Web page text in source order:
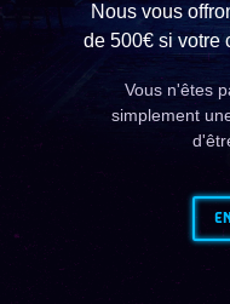
Nous vous
de 500€ si votre
Vous n'êtes
simplement